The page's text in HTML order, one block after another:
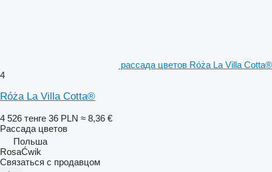
рассада цветов Róża La Villa Cotta®
4
Róża La Villa Cotta®
4 526 тенге 36 PLN ≈ 8,36 €
Рассада цветов
Польша
RosaĆwik
Связаться с продавцом